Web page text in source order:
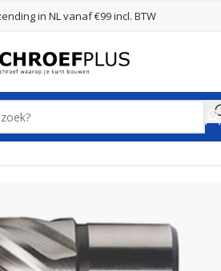
in NL vanaf €99 incl. BTW